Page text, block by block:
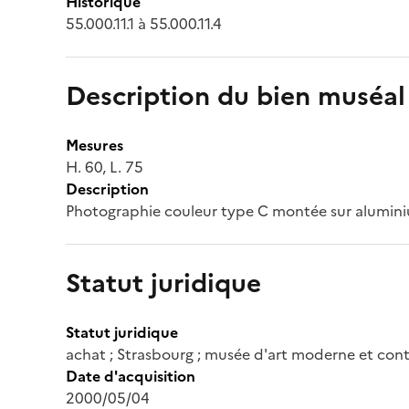
55.000.11.1 à 55.000.11.4
Description du bien muséal
Mesures
H. 60, L. 75
Description
Photographie couleur type C montée sur
Statut juridique
Statut juridique
achat ; Strasbourg ; musée d'art moderne et
Date d'acquisition
2000/05/04